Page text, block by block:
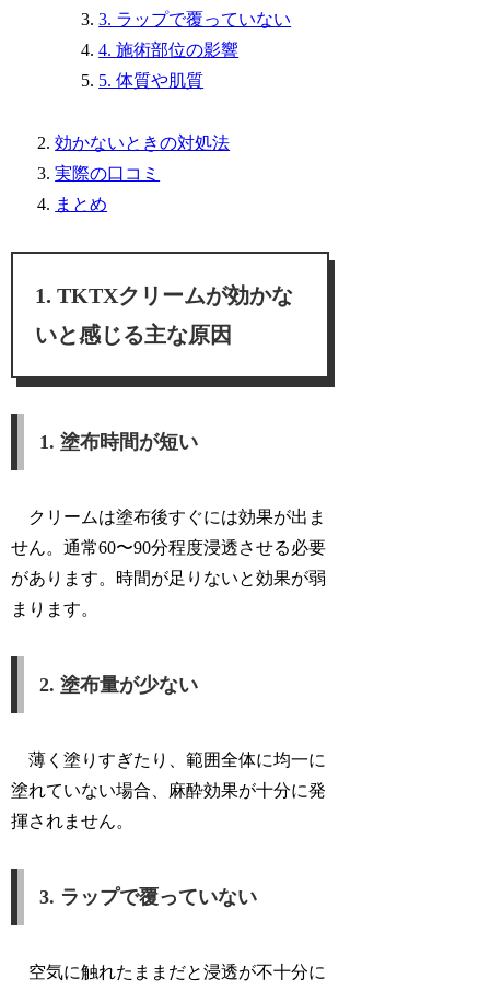
3. ラップで覆っていない
4. 施術部位の影響
5. 体質や肌質
効かないときの対処法
実際の口コミ
まとめ
TKTXクリームが効かな
いと感じる主な原因
1. 塗布時間が短い
クリームは塗布後すぐには効果が出ま
せん。通常60〜90分程度浸透させる必要
があります。時間が足りないと効果が弱
まります。
2. 塗布量が少ない
薄く塗りすぎたり、範囲全体に均一に
塗れていない場合、麻酔効果が十分に発
揮されません。
3. ラップで覆っていない
空気に触れたままだと浸透が不十分に